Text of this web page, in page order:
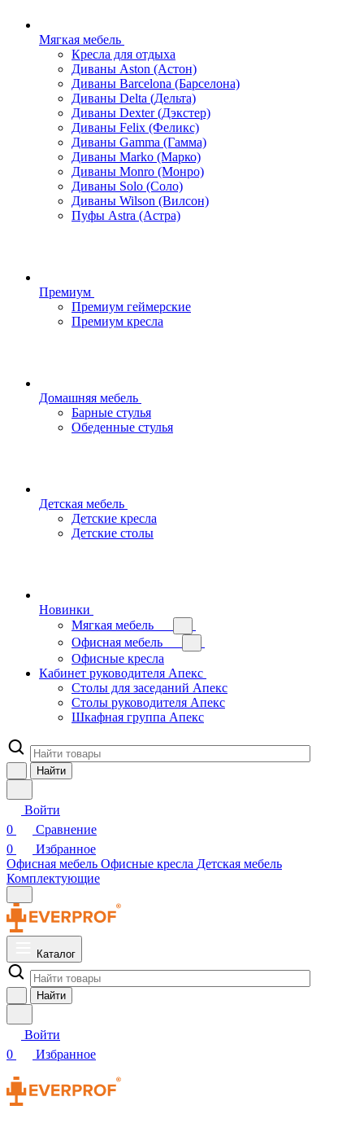
Мягкая мебель
Кресла для отдыха
Диваны Aston (Астон)
Диваны Barcelona (Барселона)
Диваны Delta (Дельта)
Диваны Dexter (Дэкстер)
Диваны Felix (Феликс)
Диваны Gamma (Гамма)
Диваны Marko (Марко)
Диваны Monro (Монро)
Диваны Solo (Соло)
Диваны Wilson (Вилсон)
Пуфы Astra (Астра)
Премиум
Премиум геймерские
Премиум кресла
Домашняя мебель
Барные стулья
Обеденные стулья
Детская мебель
Детские кресла
Детские столы
Новинки
Мягкая мебель
Офисная мебель
Офисные кресла
Кабинет руководителя Апекс
Столы для заседаний Апекс
Столы руководителя Апекс
Шкафная группа Апекс
Найти
Войти
0
Сравнение
0
Избранное
Офисная мебель Офисные кресла Детская мебель
Комплектующие
Каталог
Найти
Войти
0
Избранное